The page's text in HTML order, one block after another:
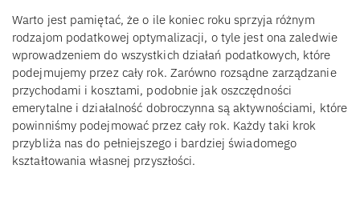
Warto jest pamiętać, że o ile koniec roku sprzyja różnym
rodzajom podatkowej optymalizacji, o tyle jest ona zaledwie
wprowadzeniem do wszystkich działań podatkowych, które
podejmujemy przez cały rok. Zarówno rozsądne zarządzanie
przychodami i kosztami, podobnie jak oszczędności
emerytalne i działalność dobroczynna są aktywnościami, które
powinniśmy podejmować przez cały rok. Każdy taki krok
przybliża nas do pełniejszego i bardziej świadomego
kształtowania własnej przyszłości.